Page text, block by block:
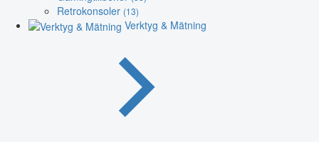
Retrokonsoler (13)
Verktyg & Mätning